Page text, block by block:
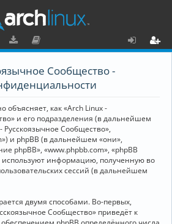
ру
и
ку
е
н
та
ц
я
Сообщество -
объясняет, как «Arch Linux -
и его подразделения (в дальнейшем
Русскоязычное Сообщество»,
и phpBB (в дальнейшем «они»,
phpBB», «www.phpbb.com», «phpBB
используют информацию, полученную во
сессий (в дальнейшем
двумя способами. Во-первых,
Сообщество» приведёт к